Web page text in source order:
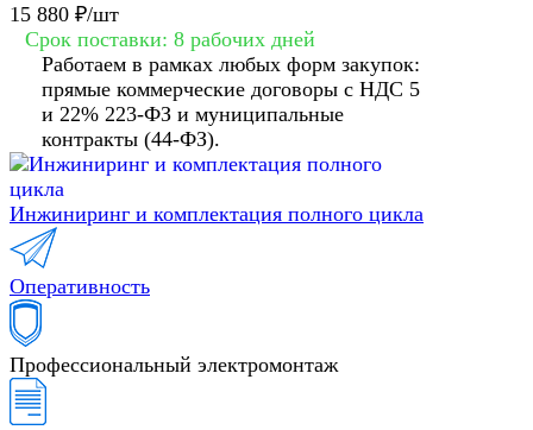
15 880 ₽/шт
Срок поставки: 8 рабочих дней
Работаем в рамках любых форм закупок:
прямые коммерческие договоры с НДС 5
и 22% 223-ФЗ и муниципальные
контракты (44-ФЗ).
Инжиниринг и комплектация полного цикла
Оперативность
Профессиональный электромонтаж